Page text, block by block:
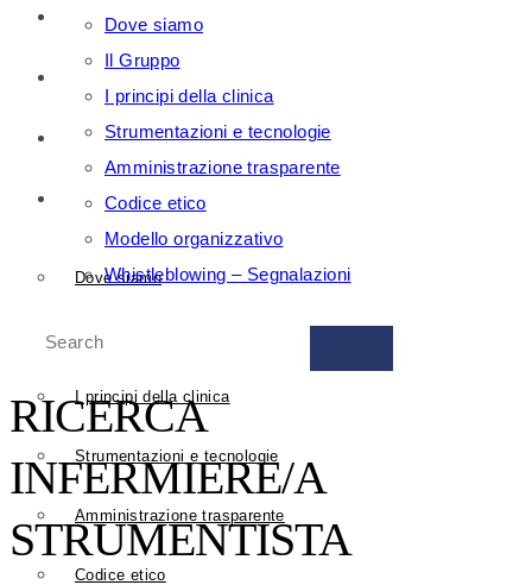
MEDICI
COME PRENOTARE
GRUPPO ISBER
Dove siamo
Il Gruppo
I principi della clinica
Strumentazioni e tecnologie
Amministrazione trasparente
Codice etico
Dove siamo
Il Gruppo
I principi della clinica
Strumentazioni e tecnologie
Amministrazione trasparente
Codice etico
Modello organizzativo
Whistleblowing – Segnalazioni
RICERCA
INFERMIERE/A
STRUMENTISTA